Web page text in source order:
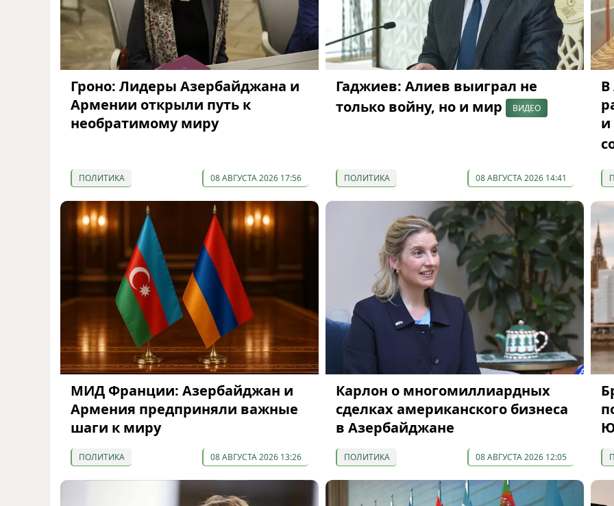
Гроно: Лидеры Азербайджана и
Армении открыли путь к
необратимому миру
ПОЛИТИКА 08 АВГУСТА 2026 17:56
Гаджиев: Алиев выиграл не
только войну, но и мир
ВИДЕО
ПОЛИТИКА 08 АВГУСТА 2026 14:41
В
и
МИД Франции: Азербайджан и
Армения предприняли важные
шаги к миру
ПОЛИТИКА 08 АВГУСТА 2026 13:26
Карлон о многомиллиардных
сделках американского бизнеса
в Азербайджане
ПОЛИТИКА 08 АВГУСТА 2026 12:05